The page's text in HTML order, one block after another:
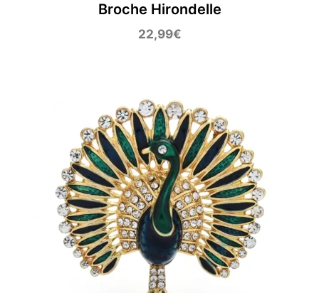
Broche Hirondelle
22,99€